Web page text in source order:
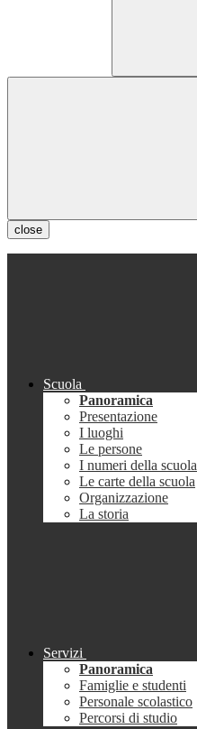
close
Scuola
Panoramica
Presentazione
I luoghi
Le persone
I numeri della scuola
Le carte della scuola
Organizzazione
La storia
Servizi
Panoramica
Famiglie e studenti
Personale scolastico
Percorsi di studio